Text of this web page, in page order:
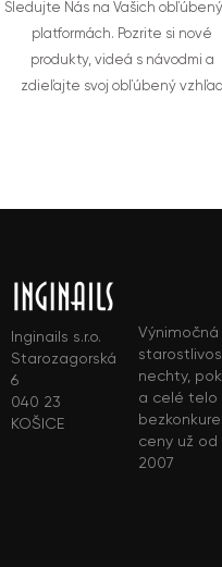
Sledujte Nás na Vašich
platformách. Pozrite si nové
produkty, videá s návodmi a
zdieľajte svoj obľúbený vzhľad
Inginails s.r.o.
Starozagorská
6
040 23
KOŠICE
Výnimočná
nechty,
a celé telo
ceny už od
2007